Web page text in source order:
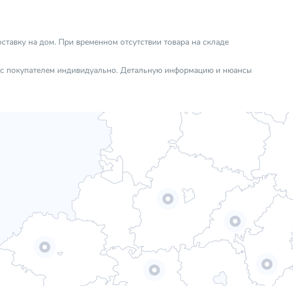
на дом. При временном отсутствии товара на складе
покупателем индивидуально. Детальную информацию и нюансы